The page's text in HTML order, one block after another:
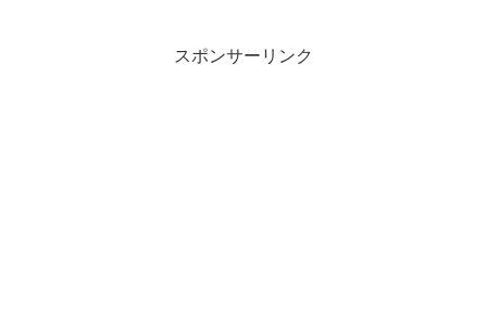
スポンサーリンク